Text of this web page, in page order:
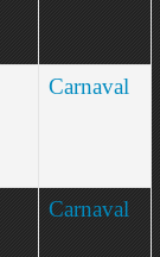
Carnaval
Carnaval